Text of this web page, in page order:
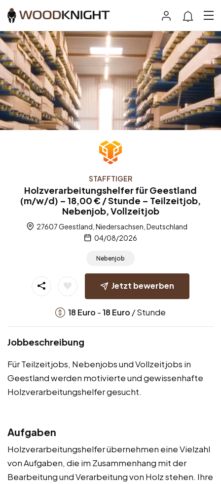
STAFFTIGER
Holzverarbeitungshelfer für Geestland
(m/w/d) – 18,00 € / Stunde – Teilzeitjob,
Nebenjob, Vollzeitjob
27607 Geestland, Niedersachsen, Deutschland
04/08/2026
Nebenjob
Jetzt bewerben
18 Euro -18 Euro / Stunde
Jobbeschreibung
Für Teilzeitjobs, Nebenjobs und Vollzeitjobs in
Geestland werden motivierte und gewissenhafte
Holzverarbeitungshelfer gesucht.
Aufgaben
Holzverarbeitungshelfer übernehmen eine Vielzahl
von Aufgaben, die im Zusammenhang mit der
Bearbeitung und Verarbeitung von Holz stehen. Ihre